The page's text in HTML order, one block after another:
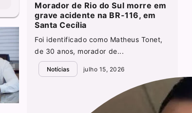
Morador de Rio do Sul morre em
grave acidente na BR-116, em
Santa Cecília
Foi identificado como Matheus Tonet,
de 30 anos, morador de...
Notícias julho 15, 2026